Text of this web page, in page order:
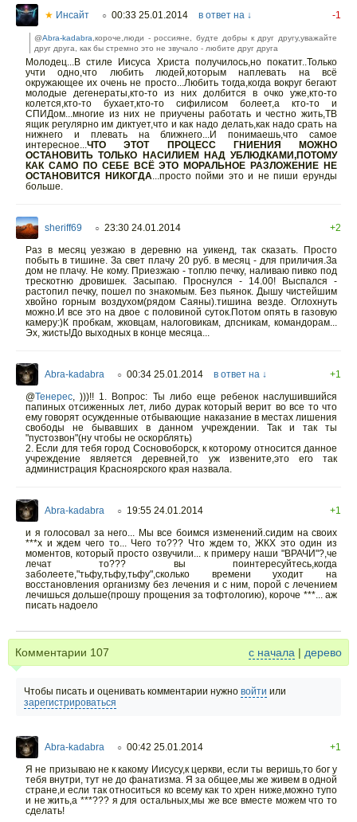
★ Инсайт ○ 00:33 25.01.2014 в ответ на ↓ -1
@Abra-kadabra,короче,люди - россияне, будте добры к друг другу,уважайте
друг друга, как бы стремно это не звучало - любите друг друга
Молодец...В стиле Иисуса Христа получилось,но покатит..Только
учти одно,что любить людей,которым наплевать на всё
окружающее их очень не просто...Любить тогда,когда вокруг бегают
молодые дегенераты,кто-то из них долбится в очко уже,кто-то
колется,кто-то бухает,кто-то сифилисом болеет,а кто-то и
СПИДом...многие из них не приучены работать и честно жить,ТВ
ящик регулярно им диктует,что и как надо делать,как надо срать на
нижнего и плевать на ближнего...И понимаешь,что самое
интересное...ЧТО ЭТОТ ПРОЦЕСС ГНИЕНИЯ МОЖНО
ОСТАНОВИТЬ ТОЛЬКО НАСИЛИЕМ НАД УБЛЮДКАМИ,ПОТОМУ
КАК САМО ПО СЕБЕ ВСЁ ЭТО МОРАЛЬНОЕ РАЗЛОЖЕНИЕ НЕ
ОСТАНОВИТСЯ НИКОГДА...просто пойми это и не пиши ерунды
больше.
sheriff69 ○ 23:30 24.01.2014
+2
Раз в месяц уезжаю в деревню на уикенд, так сказать. Просто
побыть в тишине. За свет плачу 20 руб. в месяц - для приличия.За
дом не плачу. Не кому. Приезжаю - топлю печку, наливаю пивко под
трескотню дровишек. Засыпаю. Проснулся - 14.00! Выспался -
растопил печку, пошел по знакомым. Без пьянок. Дышу чистейшим
хвойно горным воздухом(рядом Саяны).тишина везде. Оглохнуть
можно.И все это на двое с половиной суток.Потом опять в газовую
камеру:)К пробкам, жковцам, налоговикам, дпсникам, командорам...
Эх, жисть!До выходных в конце месяца...
Abra-kadabra ○ 00:34 25.01.2014 в ответ на ↓
+1
@Тенерес,)))!! 1. Вопрос: Ты либо еще ребенок наслушившийся
папиных отсиженных лет, либо дурак который верит во все то что
ему говорят осужденные отбывающие наказание в местах лишения
свободы не бывавших в данном учреждении. Так и так ты
"пустозвон"(ну чтобы не оскорблять)
2. Если для тебя город Сосновоборск, к которому относится данное
учреждение является деревней,то уж извените,это его так
администрация Красноярского края назвала.
Abra-kadabra ○ 19:55 24.01.2014
+1
и я голосовал за него... Мы все боимся изменений.сидим на своих
***х и ждем чего то... Чего то??? Что ждем то, ЖКХ это один из
моментов, который просто озвучили... к примеру наши "ВРАЧИ"?,че
лечат то??? вы поинтересуйтесь,когда
заболеете,"тьфу,тьфу,тьфу",сколько времени уходит на
восстановления организму без лечения и с ним, порой с лечением
лечишься дольше(прошу прощения за тофтологию), короче ***... аж
писать надоело
Комментарии 107 с начала | дерево
Чтобы писать и оценивать комментарии нужно войти или
зарегистрироваться
Abra-kadabra ○ 00:42 25.01.2014
+1
Я не призываю не к какому Иисусу,к церкви, если ты веришь,то бог у
тебя внутри, тут не до фанатизма. Я за общее,мы же живем в одной
стране,и если так относиться ко всему как то хрен ниже,можно тупо
и не жить,а ***??? я для остальных,мы же все вместе можем что то
сделать!